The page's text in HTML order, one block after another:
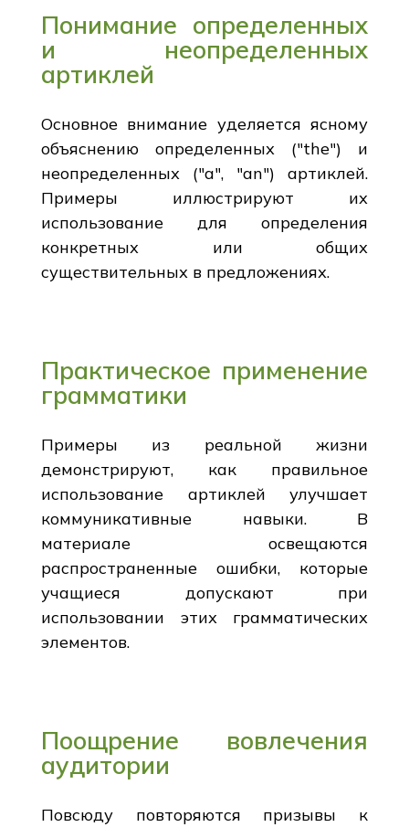
Понимание определенных
и неопределенных
артиклей
Основное внимание уделяется ясному
объяснению определенных ("the") и
неопределенных ("a", "an") артиклей.
Примеры иллюстрируют их
использование для определения
конкретных или общих
существительных в предложениях.
Практическое применение
грамматики
Примеры из реальной жизни
демонстрируют, как правильное
использование артиклей улучшает
коммуникативные навыки. В
материале освещаются
распространенные ошибки, которые
учащиеся допускают при
использовании этих грамматических
элементов.
Поощрение вовлечения
аудитории
Повсюду повторяются призывы к